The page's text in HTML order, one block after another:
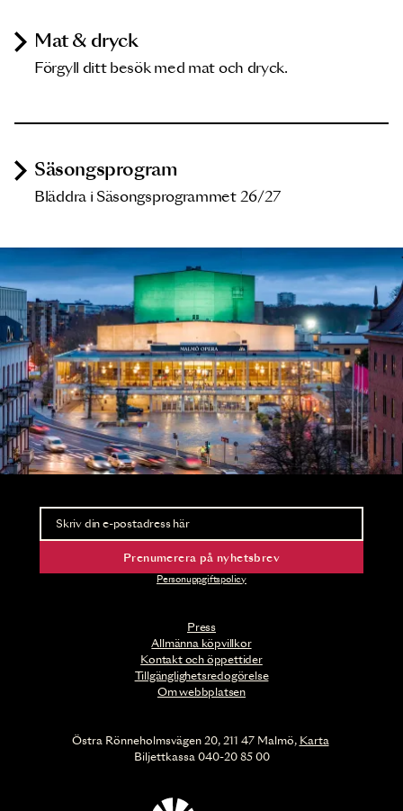
Mat & dryck
Förgyll ditt besök med mat och dryck.
Säsongsprogram
Bläddra i Säsongsprogrammet 26/27
Press
Allmänna köpvillkor
Kontakt och öppettider
Tillgänglighetsredogörelse
Om webbplatsen
Nyhetsbrev
Ta del av förhandsinformation och biljettsläpp.
Prenumerera på nyhetsbrev
Personuppgiftspolicy
Östra Rönneholmsvägen 20, 211 47 Malmö, Karta
Biljettkassa 040-20 85 00